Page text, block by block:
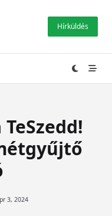
Hírküldés
3, 2024